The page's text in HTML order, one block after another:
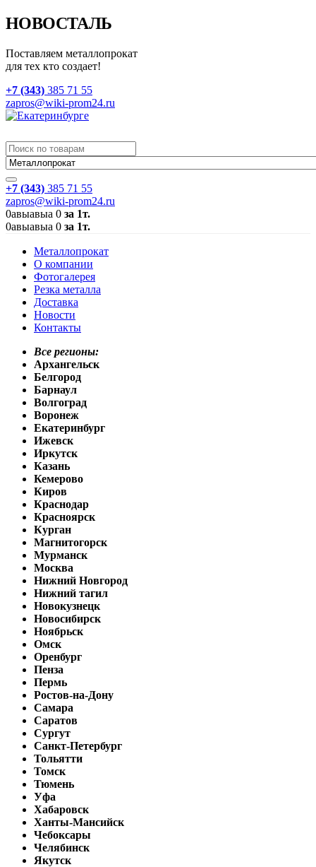
НОВОСТАЛЬ
Поставляем металлопрокат
для тех кто создает!
+7 (343) 385 71 55
zapros@wiki-prom24.ru
+7 (343) 385 71 55
zapros@wiki-prom24.ru
0авыавыа 0 за 1т.
0авыавыа 0 за 1т.
Металлопрокат
О компании
Фотогалерея
Резка металла
Доставка
Новости
Контакты
Все регионы:
Архангельск
Белгород
Барнаул
Волгоград
Воронеж
Екатеринбург
Ижевск
Иркутск
Казань
Кемерово
Киров
Краснодар
Красноярск
Курган
Магнитогорск
Мурманск
Москва
Нижний Новгород
Нижний тагил
Новокузнецк
Новосибирск
Ноябрьск
Омск
Оренбург
Пенза
Пермь
Ростов-на-Дону
Самара
Саратов
Сургут
Санкт-Петербург
Тольятти
Томск
Тюмень
Уфа
Хабаровск
Ханты-Мансийск
Чебоксары
Челябинск
Якутск